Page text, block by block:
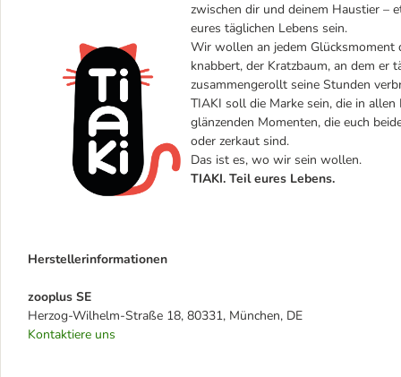
zwischen dir und deinem Haustier –
eures täglichen Lebens sein.
Wir wollen an jedem Glücksmoment
knabbert, der Kratzbaum, an dem er
zusammengerollt seine Stunden
TIAKI soll die Marke sein, die in
glänzenden Momenten, die euch
oder zerkaut sind.
Das ist es, wo wir sein wollen.
TIAKI. Teil eures Lebens.
Herstellerinformationen
zooplus SE
Herzog-Wilhelm-Straße 18, 80331, München, DE
Kontaktiere uns